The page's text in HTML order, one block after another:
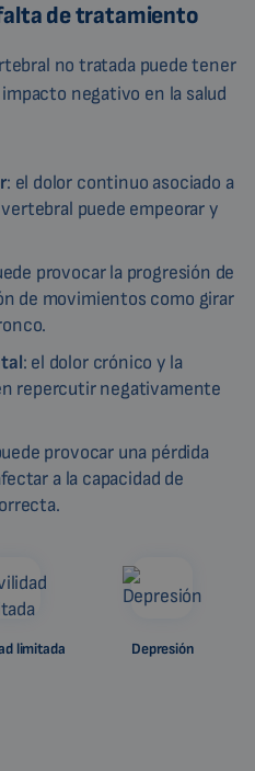
de tratamiento
no tratada puede tener
negativo en la salud
: el dolor continuo asociado a
puede empeorar y
provocar la progresión de
de movimientos como girar
: el dolor crónico y la
repercutir negativamente
provocar una pérdida
a la capacidad de
limitada Depresión